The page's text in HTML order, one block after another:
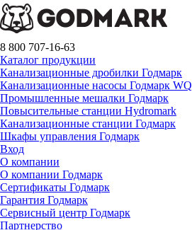
8 800 707-16-63
Каталог продукции
Канализационные дробилки Годмарк
Канализационные насосы Годмарк WQ
Промышленные мешалки Годмарк
Повысительные станции Hydromark
Канализационные станции Годмарк
Шкафы управления Годмарк
Вход
О компании
О компании Годмарк
Сертификаты Годмарк
Гарантия Годмарк
Сервисный центр Годмарк
Партнерство